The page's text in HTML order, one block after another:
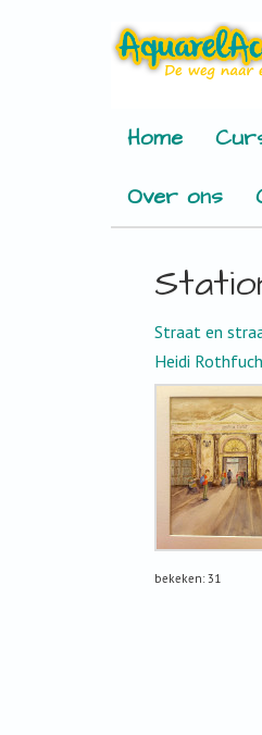
Home
Over ons
Straat en
Heidi
bekeken: 31